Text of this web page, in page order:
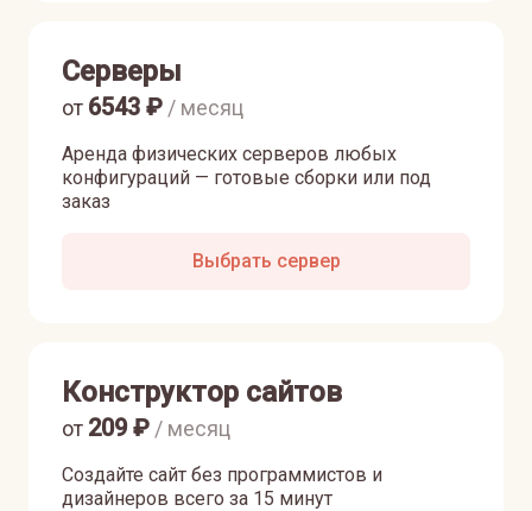
Серверы
Аренда физических серверов любых
конфигураций — готовые сборки или под
заказ
от 6543 ₽ / месяц
Выбрать сервер
Конструктор сайтов
Создайте сайт без программистов и
дизайнеров всего за 15 минут
от 209₽ / месяц